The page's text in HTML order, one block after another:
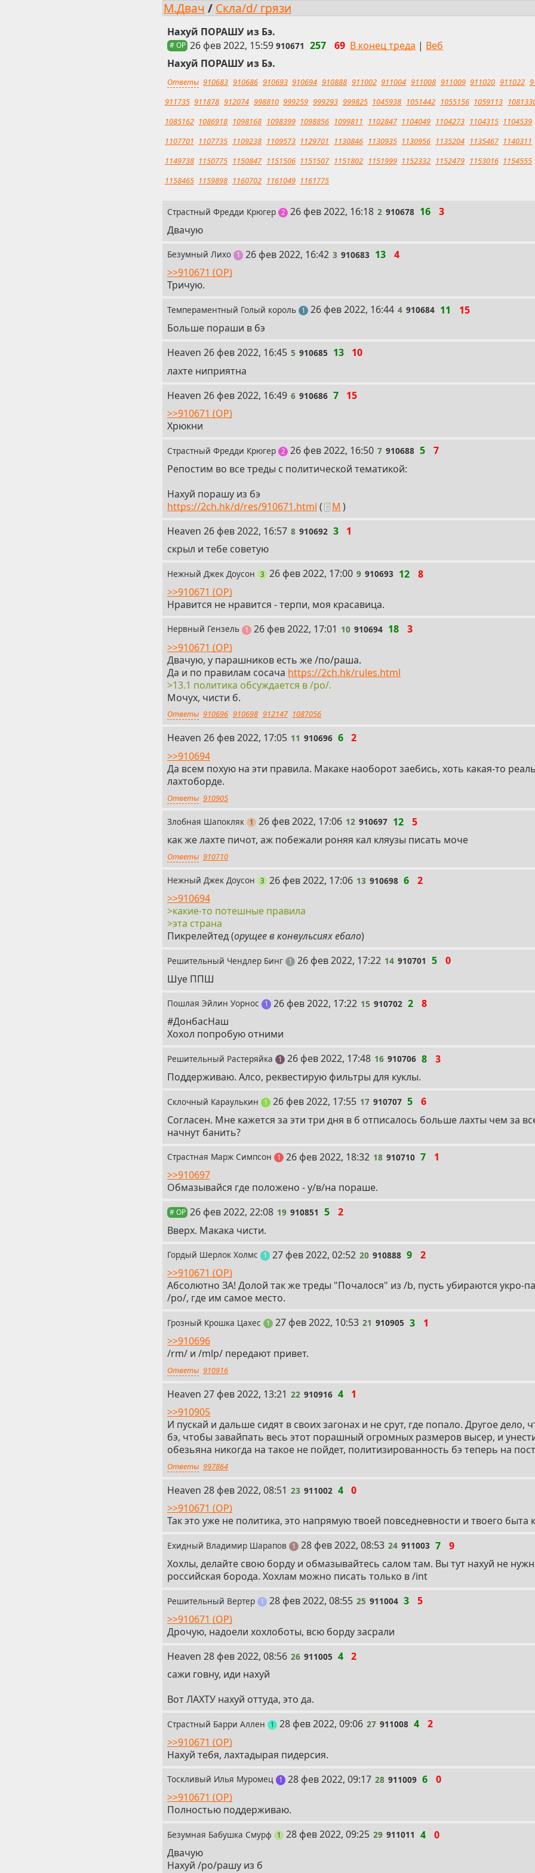
М.Двач / Скла/d/ грязи
Нахуй ПОРАШУ из Бэ.
# OP 26 фев 2022, 15:59 910671 257 69 В конец треда | Веб
Нахуй ПОРАШУ из Бэ.
Ответы 910683 910686 910693 910694 910888 911002 911004 911008 911009 911020 911022
911735 911878 912074 998810 999259 999293 999825 1045938 1051442 1055156 1059113
1085162 1086918 1098168 1098399 1098856 1099811 1102847 1104049 1104273 1104315 1104539
1107701 1107735 1109238 1109573 1129701 1130846 1130935 1130956 1135204 1135467 1140311
1149738 1150775 1150847 1151506 1151507 1151802 1151999 1152332 1152479 1153016 1154555
1158465 1159898 1160702 1161049 1161775
Страстный Фредди Крюгер 2поста
2
26 фев 2022, 16:18 2 910678 16
3
Двачую
Безумный Лихо 1 пост
3
26 фев 2022, 16:42 3 910683 13
4
>>910671 (OP)
Тричую.
Темпераментный Голый король 1 пост
4
26 фев 2022, 16:44 4 910684 11
15
Больше пораши в бэ
Heaven 5
26 фев 2022, 16:45 5 910685 13
10
лахте ниприятна
Heaven 6
26 фев 2022, 16:49 6 910686 7
15
>>910671 (OP)
Хрюкни
Страстный Фредди Крюгер 2поста
7
26 фев 2022, 16:50 7 910688 5
7
Репостим во все треды с политической тематикой:
Нахуй порашу из бэ
https://2ch.hk/d/res/910671.html ( М )
Heaven 8
26 фев 2022, 16:57 8 910692 3
1
скрыл и тебе советую
Нежный Джек Доусон 3поста
9
26 фев 2022, 17:00 9 910693 12
8
>>910671 (OP)
Нравится не нравится - терпи, моя красавица.
Нервный Гензель 1пост
10
26 фев 2022, 17:01 10 910694 18
3
>>910671 (OP)
Двачую, у парашников есть же /по/раша.
Да и по правилам сосача https://2ch.hk/rules.html
>13.1 политика обсуждается в /po/.
Мочух, чисти б.
Ответы 910696 910698 912147 1087056
Heaven 11
26 фев 2022, 17:05 11 910696 6
2
>>910694
Да всем похую на эти правила. Макаке наоборот заебись, хоть какая-то
лахтоборде.
Ответы 910905
Злобная Шапокляк 1 пост
12
26 фев 2022, 17:06 12 910697 12
5
как же лахте пичот, аж побежали роняя кал кляузы писать моче
Ответы 910710
Нежный Джек Доусон 3поста
13
26 фев 2022, 17:06 13 910698 6
2
>>910694
>какие-то потешные правила
>эта страна
Пикрелейтед (орущее в конвульсиях ебало)
Решительный Чендлер Бинг 1 пост
14
26 фев 2022, 17:22 14 910701 5
0
Шуе ППШ
Пошлая Эйлин Уорнос 1 пост
15
26 фев 2022, 17:22 15 910702 2
8
#ДонбасНаш
Хохол попробую отними
Решительный Растеряйка 1 пост
16
26 фев 2022, 17:48 16 910706 8
3
Поддерживаю. Алсо, реквестирую фильтры для куклы.
Склочный Караулькин 1пост
17
26 фев 2022, 17:55 17 910707 5
6
Согласен. Мне кажется за эти три дня в б отписалось больше лахты чем за
начнут банить?
Страстная Марж Симпсон 1 пост
18
26 фев 2022, 18:32 18 910710 7
1
>>910697
Обмазывайся где положено - у/в/на пораше.
# OP 19
26 фев 2022, 22:08 19 910851 5
2
Вверх. Макака чисти.
Гордый Шерлок Холмс 1 пост
20
27 фев 2022, 02:52 20 910888 9
2
>>910671 (OP)
Абсолютно ЗА! Долой так же треды "Почалося" из /b, пусть убираются укро-
/po/, где им самое место.
Грозный Крошка Цахес 1 пост
21
27 фев 2022, 10:53 21 910905 3
1
>>910696
/rm/ и /mlp/ передают привет.
Ответы 910916
Heaven 22
27 фев 2022, 13:21 22 910916 4
1
>>910905
И пускай и дальше сидят в своих загонах и не срут, где попало. Другое дело,
бэ, чтобы завайпать весь этот порашный огромных размеров высер, и
обезьяна никогда на такое не пойдет, политизированность бэ теперь на
Ответы 997864
Heaven 23
28 фев 2022, 08:51 23 911002 4
0
>>910671 (OP)
Так это уже не политика, это напрямую твоей повседневности и твоего быта
Ехидный Владимир Шарапов 1 пост
24
28 фев 2022, 08:53 24 911003 7
9
Хохлы, делайте свою борду и обмазывайтесь салом там. Вы тут нахуй не
российская борода. Хохлам можно писать только в /int
Решительный Вертер 1пост
25
28 фев 2022, 08:55 25 911004 3
5
>>910671 (OP)
Дрочую, надоели хохлоботы, всю борду засрали
Heaven 26
28 фев 2022, 08:56 26 911005 4
2
сажи говну, иди нахуй
Вот ЛАХТУ нахуй оттуда, это да.
Страстный Барри Аллен 1 пост
27
28 фев 2022, 09:06 27 911008 4
2
>>910671 (OP)
Нахуй тебя, лахтадырая пидерсия.
Тоскливый Илья Муромец 1 пост
28
28 фев 2022, 09:17 28 911009 6
0
>>910671 (OP)
Полностью поддерживаю.
Безумная Бабушка Смурф 1 пост
29
28 фев 2022, 09:25 29 911011 4
0
Двачую
Нахуй /po/рашу из б